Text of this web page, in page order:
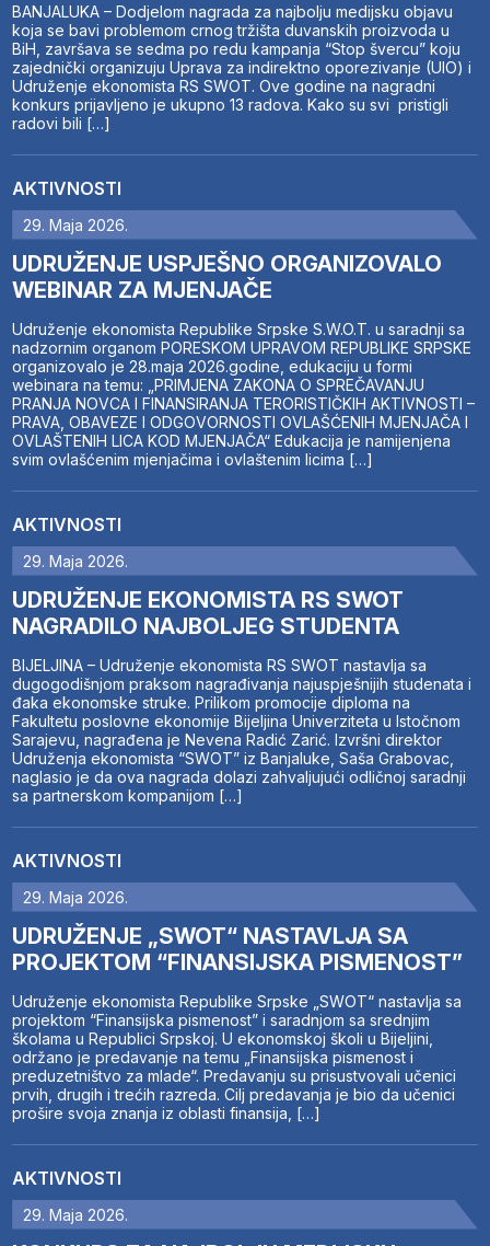
BANJALUKA – Dodjelom nagrada za najbolju medijsku objavu
koja se bavi problemom crnog tržišta duvanskih proizvoda u
BiH, završava se sedma po redu kampanja “Stop švercu” koju
zajednički organizuju Uprava za indirektno oporezivanje (UIO) i
Udruženje ekonomista RS SWOT. Ove godine na nagradni
konkurs prijavljeno je ukupno 13 radova. Kako su svi pristigli
radovi bili […]
AKTIVNOSTI
29. Maja 2026.
UDRUŽENJE USPJEŠNO ORGANIZOVALO
WEBINAR ZA MJENJAČE
Udruženje ekonomista Republike Srpske S.W.O.T. u saradnji sa
nadzornim organom PORESKOM UPRAVOM REPUBLIKE SRPSKE
organizovalo je 28.maja 2026.godine, edukaciju u formi
webinara na temu: „PRIMJENA ZAKONA O SPREČAVANJU
PRANJA NOVCA I FINANSIRANJA TERORISTIČKIH AKTIVNOSTI –
PRAVA, OBAVEZE I ODGOVORNOSTI OVLAŠĆENIH MJENJAČA I
OVLAŠTENIH LICA KOD MJENJAČA“ Edukacija je namijenjena
svim ovlašćenim mjenjačima i ovlaštenim licima […]
AKTIVNOSTI
29. Maja 2026.
UDRUŽENJE EKONOMISTA RS SWOT
NAGRADILO NAJBOLJEG STUDENTA
BIJELJINA – Udruženje ekonomista RS SWOT nastavlja sa
dugogodišnjom praksom nagrađivanja najuspješnijih studenata i
đaka ekonomske struke. Prilikom promocije diploma na
Fakultetu poslovne ekonomije Bijeljina Univerziteta u Istočnom
Sarajevu, nagrađena je Nevena Radić Zarić. Izvršni direktor
Udruženja ekonomista “SWOT” iz Banjaluke, Saša Grabovac,
naglasio je da ova nagrada dolazi zahvaljujući odličnoj saradnji
sa partnerskom kompanijom […]
AKTIVNOSTI
29. Maja 2026.
UDRUŽENJE „SWOT“ NASTAVLJA SA
PROJEKTOM “FINANSIJSKA PISMENOST”
Udruženje ekonomista Republike Srpske „SWOT“ nastavlja sa
projektom “Finansijska pismenost” i saradnjom sa srednjim
školama u Republici Srpskoj. U ekonomskoj školi u Bijeljini,
održano je predavanje na temu „Finansijska pismenost i
preduzetništvo za mlade“. Predavanju su prisustvovali učenici
prvih, drugih i trećih razreda. Cilj predavanja je bio da učenici
prošire svoja znanja iz oblasti finansija, […]
AKTIVNOSTI
29. Maja 2026.